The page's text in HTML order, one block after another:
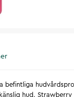
befintliga
hud. Strawberry